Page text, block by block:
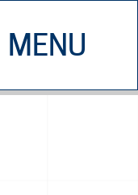
MENU
CHI SIAMO